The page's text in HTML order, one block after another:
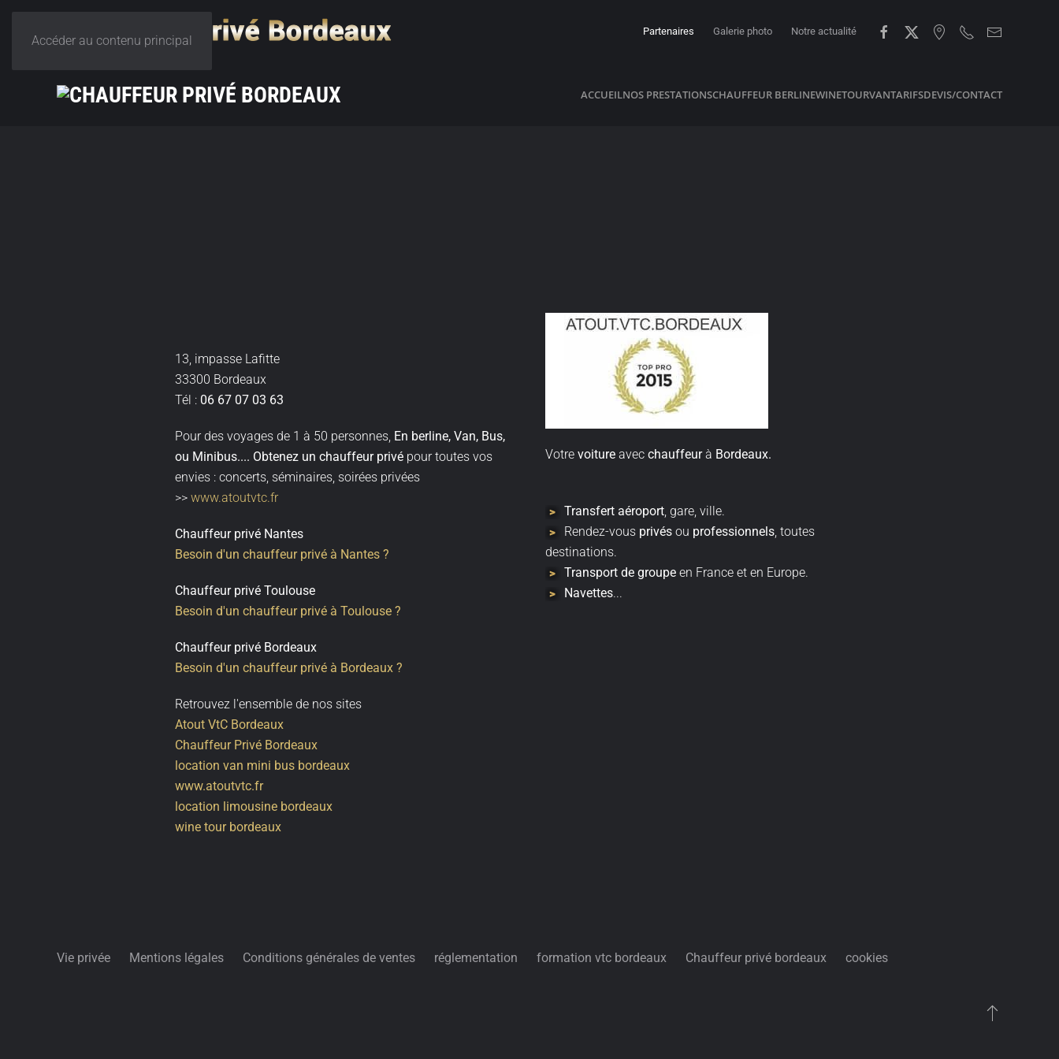
Accéder au contenu principal
Partenaires Galerie photo Notre actualité
ACCUEILNOS PRESTATIONSCHAUFFEUR BERLINEWINETOURVANTARIFSDEVIS/CONTACT
13, impasse Lafitte
33300 Bordeaux
Tél : 06 67 07 03 63
Pour des voyages de 1 à 50 personnes, En berline, Van, Bus,
ou Minibus.... Obtenez un chauffeur privé pour toutes vos
envies : concerts, séminaires, soirées privées
>> www.atoutvtc.fr
Chauffeur privé Nantes
Besoin d'un chauffeur privé à Nantes ?
Chauffeur privé Toulouse
Besoin d'un chauffeur privé à Toulouse ?
Chauffeur privé Bordeaux
Besoin d'un chauffeur privé à Bordeaux ?
Retrouvez l'ensemble de nos sites
Atout VtC Bordeaux
Chauffeur Privé Bordeaux
location van mini bus bordeaux
www.atoutvtc.fr
location limousine bordeaux
wine tour bordeaux
Votre voiture avec chauffeurà Bordeaux.
Transfert aéroport , gare, ville.
Rendez-vous privés ou professionnels , toutes
destinations.
Transport de groupe en France et en Europe.
Navettes...
Vie privée Mentions légales Conditions générales de ventes réglementation formation vtc bordeaux Chauffeur privé bordeaux cookies